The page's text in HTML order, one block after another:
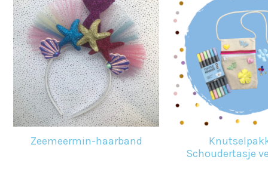
Zeemeermin-haarband
Schoudertasje